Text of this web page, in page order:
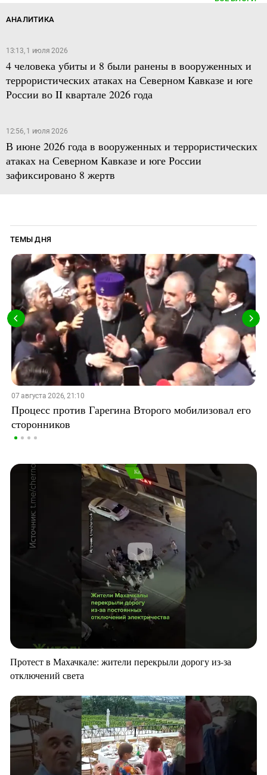
АНАЛИТИКА
13:13, 1 июля 2026
4 человека убиты и 8 были ранены в вооруженных и
террористических атаках на Северном Кавказе и юге
России во II квартале 2026 года
12:56, 1 июля 2026
В июне 2026 года в вооруженных и террористических
атаках на Северном Кавказе и юге России
зафиксировано 8 жертв
ТЕМЫ ДНЯ
07 августа 2026, 21:10
Процесс против Гарегина Второго мобилизовал его
сторонников
Протест в Махачкале: жители перекрыли дорогу из-за
отключений света